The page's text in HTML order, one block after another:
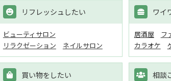
リフレッシュしたい
ビューティサロン
リラクゼーション
ネイルサロン
ワイ
居酒屋
フ
カラオケ
買い物をしたい 相談